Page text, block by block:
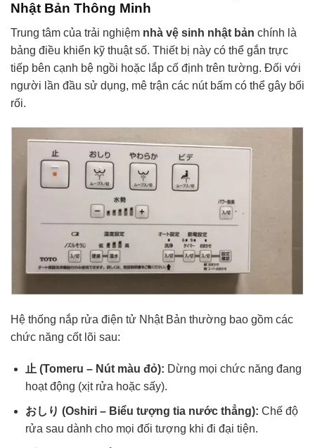
Nhật Bản Thông Minh
Trung tâm của trải nghiệm nhà vệ sinh nhật bản chính là
bảng điều khiển kỹ thuật số. Thiết bị này có thể gắn trực
tiếp bên cạnh bệ ngồi hoặc lắp cố định trên tường. Đối với
người lần đầu sử dụng, mê trận các nút bấm có thể gây bối
rối.
Hệ thống nắp rửa điện tử Nhật Bản thường bao gồm các
chức năng cốt lõi sau:
止 (Tomeru – Nút màu đỏ): Dừng mọi chức năng đang
hoạt động (xịt rửa hoặc sấy).
おしり (Oshiri – Biểu tượng tia nước thẳng): Chế độ
rửa sau dành cho mọi đối tượng khi đi đại tiện.